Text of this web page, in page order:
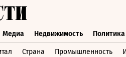
Медиа Недвижимость Политика
Страна Промышленность